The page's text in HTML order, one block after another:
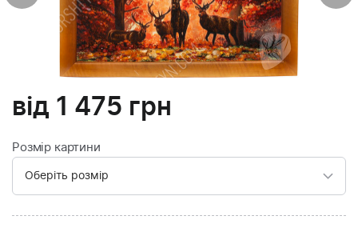
від 1 475 грн
Розмір картини